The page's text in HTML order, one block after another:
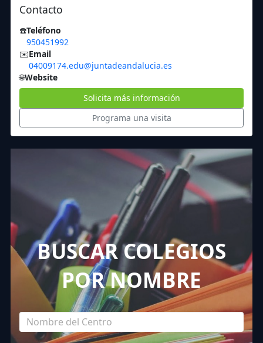
Contacto
☎️Teléfono
950451992
✉️Email
04009174.edu@juntadeandalucia.es
🌐Website
Solicita más información
Programa una visita
BUSCAR COLEGIOS
POR NOMBRE